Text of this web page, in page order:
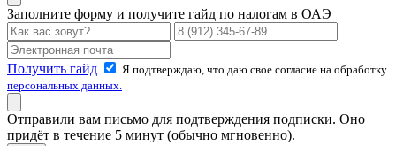
Заполните форму и получите гайд по налогам в ОАЭ
Получить гайд
Я подтверждаю, что даю свое согласие на обработку
персональных данных.
Отправили вам письмо для подтверждения подписки. Оно
придёт в течение 5 минут (обычно мгновенно).